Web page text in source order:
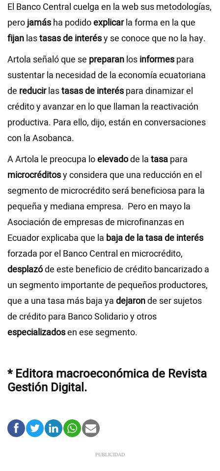
El Banco Central cuelga en la web sus metodologías,
pero jamás ha podidoexplicarla forma en la que
fijan lastasas de interésy se conoce que no la hay.
Artola señaló que se preparan los informes para
sustentar la necesidad de la economía ecuatoriana
de reducirlastasas de interés para dinamizar el
crédito y avanzar en lo que llaman la reactivación
productiva. Para ello, dijo, están en conversaciones
con la Asobanca.
A Artola le preocupa loelevadode la tasa para
microcréditosy considera que una reducción en el
segmento de microcrédito será beneficiosa para la
pequeña y mediana empresa. Pero en mayo la
Asociación de empresas de microfinanzas en
Ecuador explicaba que la baja de la tasa de interés
forzada por el Banco Central en microcrédito,
desplazóde este beneficio de crédito bancarizado a
un segmento importante de pequeños productores,
que a una tasa más baja ya dejaronde ser sujetos
de crédito para Banco Solidario y otros
especializadosen ese segmento.
* Editora macroeconómica de Revista
Gestión Digital.